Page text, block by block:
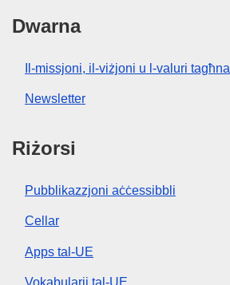
Dwarna
Il-missjoni, il-viżjoni u l-valuri tagħna
Newsletter
Riżorsi
Pubblikazzjoni aċċessibbli
Cellar
Apps tal-UE